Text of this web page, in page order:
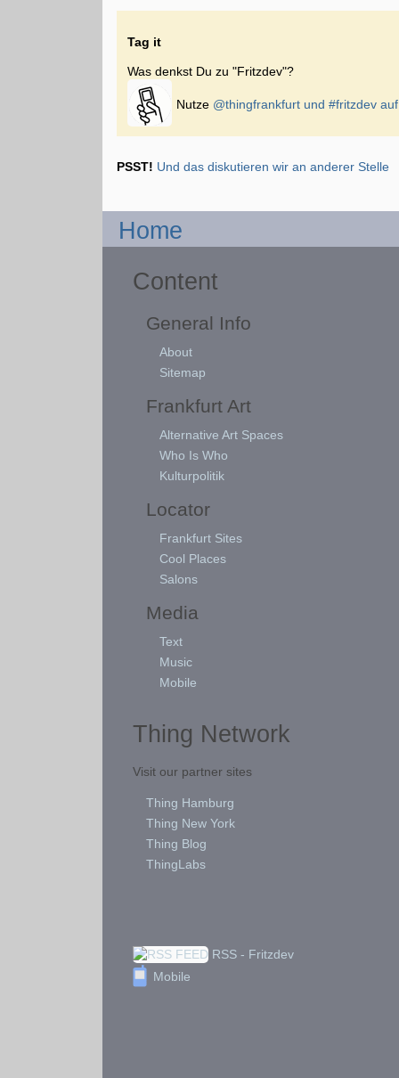
Tag it
Was denkst Du zu "Fritzdev"?
Nutze @thingfrankfurt und#fritzdev
PSST! Und das diskutieren wir an anderer Stelle
Home
Content
General Info
About
Sitemap
Frankfurt Art
Alternative Art Spaces
Who Is Who
Kulturpolitik
Locator
Frankfurt Sites
Cool Places
Salons
Media
Text
Music
Mobile
Thing Network
Visit our partner sites
Thing Hamburg
Thing New York
Thing Blog
ThingLabs
RSS - Fritzdev
Mobile